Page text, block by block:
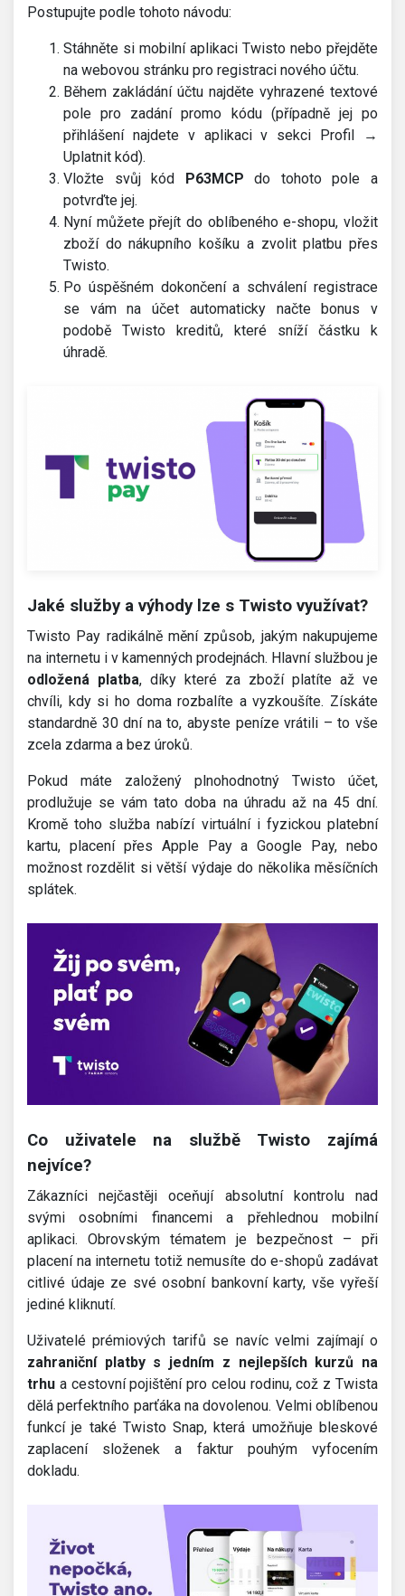
Postupujte podle tohoto návodu:
Stáhněte si mobilní aplikaci Twisto nebo přejděte
na webovou stránku pro registraci nového účtu.
Během zakládání účtu najděte vyhrazené textové
pole pro zadání promo kódu (případně jej po
přihlášení najdete v aplikaci v sekci Profil →
Uplatnit kód).
Vložte svůj kód P63MCP do tohoto pole a
potvrďte jej.
Nyní můžete přejít do oblíbeného e-shopu, vložit
zboží do nákupního košíku a zvolit platbu přes
Twisto.
Po úspěšném dokončení a schválení registrace
se vám na účet automaticky načte bonus v
podobě Twisto kreditů, které sníží částku k
úhradě.
Jaké služby a výhody lze s Twisto využívat?
Twisto Pay radikálně mění způsob, jakým nakupujeme
na internetu i v kamenných prodejnách. Hlavní službou je
odložená platba, díky které za zboží platíte až ve
chvíli, kdy si ho doma rozbalíte a vyzkoušíte. Získáte
standardně 30 dní na to, abyste peníze vrátili – to vše
zcela zdarma a bez úroků.
Pokud máte založený plnohodnotný Twisto účet,
prodlužuje se vám tato doba na úhradu až na 45 dní.
Kromě toho služba nabízí virtuální i fyzickou platební
kartu, placení přes Apple Pay a Google Pay, nebo
možnost rozdělit si větší výdaje do několika měsíčních
splátek.
Co uživatele na službě Twisto zajímá
nejvíce?
Zákazníci nejčastěji oceňují absolutní kontrolu nad
svými osobními financemi a přehlednou mobilní
aplikaci. Obrovským tématem je bezpečnost – při
placení na internetu totiž nemusíte do e-shopů zadávat
citlivé údaje ze své osobní bankovní karty, vše vyřeší
jediné kliknutí.
Uživatelé prémiových tarifů se navíc velmi zajímají o
zahraniční platby s jedním z nejlepších kurzů na
trhu a cestovní pojištění pro celou rodinu, což z Twista
dělá perfektního parťáka na dovolenou. Velmi oblíbenou
funkcí je také Twisto Snap, která umožňuje bleskové
zaplacení složenek a faktur pouhým vyfocením
dokladu.